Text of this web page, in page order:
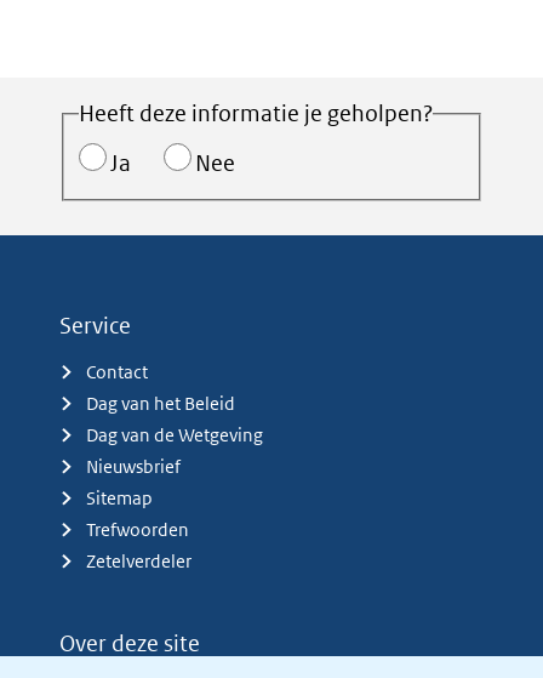
Heeft deze informatie je geholpen?
Ja
Nee
Service
Contact
Dag van het Beleid
Dag van de Wetgeving
Nieuwsbrief
Sitemap
Trefwoorden
Zetelverdeler
Over deze site